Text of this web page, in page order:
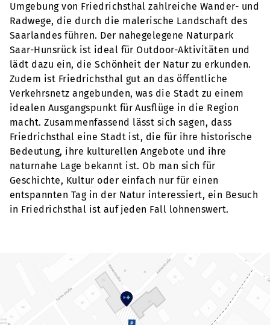
Umgebung von Friedrichsthal zahlreiche Wander- und
Radwege, die durch die malerische Landschaft des
Saarlandes führen. Der nahegelegene Naturpark
Saar-Hunsrück ist ideal für Outdoor-Aktivitäten und
lädt dazu ein, die Schönheit der Natur zu erkunden.
Zudem ist Friedrichsthal gut an das öffentliche
Verkehrsnetz angebunden, was die Stadt zu einem
idealen Ausgangspunkt für Ausflüge in die Region
macht. Zusammenfassend lässt sich sagen, dass
Friedrichsthal eine Stadt ist, die für ihre historische
Bedeutung, ihre kulturellen Angebote und ihre
naturnahe Lage bekannt ist. Ob man sich für
Geschichte, Kultur oder einfach nur für einen
entspannten Tag in der Natur interessiert, ein Besuch
in Friedrichsthal ist auf jeden Fall lohnenswert.